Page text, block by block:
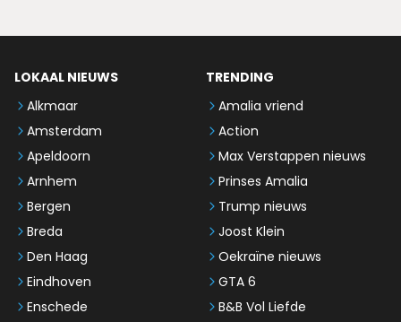
LOKAAL NIEUWS
Alkmaar
Amsterdam
Apeldoorn
Arnhem
Bergen
Breda
Den Haag
Eindhoven
Enschede
TRENDING
Amalia vriend
Action
Max Verstappen nieuws
Prinses Amalia
Trump nieuws
Joost Klein
Oekraïne nieuws
GTA 6
B&B Vol Liefde